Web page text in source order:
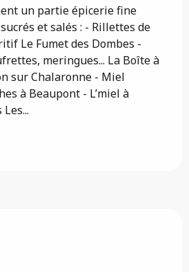
un partie épicerie fine
et salés : - Rillettes de
Le Fumet des Dombes -
meringues... La Boîte à
sur Chalaronne - Miel
à Beaupont - L’miel à